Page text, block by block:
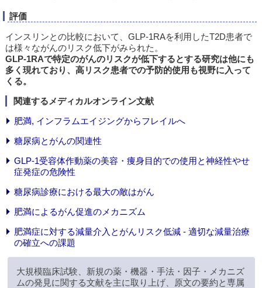
評価
インスリンとの比較において、GLP-1RAを利用したT2D患者で
は様々ながんのリスク低下がみられた。
GLP-1RAで特定のがんのリスクが低下するとする研究は他にも
多く現れており、高リスク患者での予防的使用も視野に入って
くる。
関連するメディカルオンライン文献
肥満, インフラムエイジングからフレイルへ
糖尿病とがんの関連性
GLP-1受容体作動薬の美容・痩身目的での使用と神経性やせ
症発症の危険性
糖尿病診療における最大の敵はがん
肥満によるがん促進のメカニズム
肥満症に対する減量介入とがんリスク低減 - 適切な減量治療
の確立への課題
大規模臨床試験、新規の薬・機器・手法・因子・メカニズ
ムの発見に関する文献を主に取り上げ、原文の要約と専属